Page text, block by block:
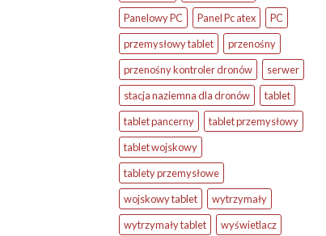
Panelowy PC
Panel Pc atex
PC
przemysłowy tablet
przenośny
przenośny kontroler dronów
serwer
stacja naziemna dla dronów
tablet
tablet pancerny
tablet przemysłowy
tablet wojskowy
tablety przemysłowe
wojskowy tablet
wytrzymały
wytrzymały tablet
wyświetlacz